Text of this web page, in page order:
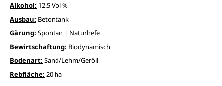
Alkohol: 12.5 Vol %
Ausbau: Betontank
Gärung: Spontan | Naturhefe
Bewirtschaftung: Biodynamisch
Bodenart: Sand/Lehm/Geröll
Rebfläche: 20 ha